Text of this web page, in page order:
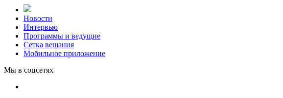
Новости
Интервью
Программы и ведущие
Сетка вещания
Мобильное приложение
Мы в соцсетях